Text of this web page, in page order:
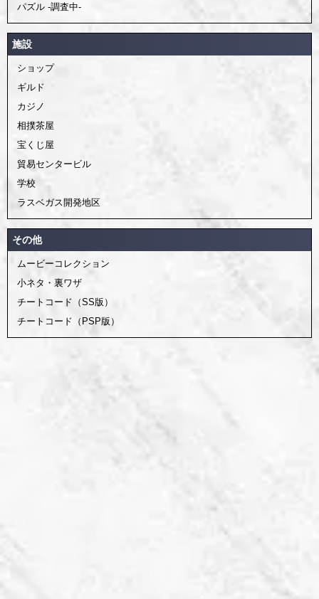
パズル -調査中-
施設
ショップ
ギルド
カジノ
相撲茶屋
宝くじ屋
貿易センタービル
学校
ラスベガス開発地区
その他
ムービーコレクション
小ネタ・裏ワザ
チートコード（SS版）
チートコード（PSP版）